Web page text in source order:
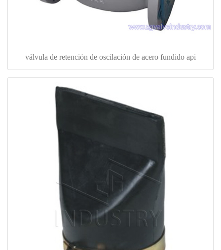
válvula de retención de oscilación de acero fundido api